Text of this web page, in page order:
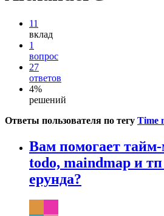
11
вклад
1
вопрос
27
ответов
4%
решений
Ответы пользователя по тегу Time
Вам помогает
todo, maindmap и тп
ерунда?